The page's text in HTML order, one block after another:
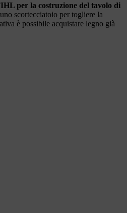
per la costruzione del tavolo di
scortecciatoio per togliere la
è possibile acquistare legno già